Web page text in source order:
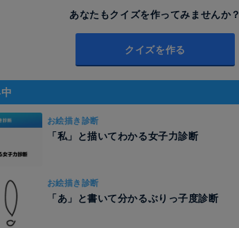
あなたもクイズを作ってみませんか？
クイズを作る
お絵描き診断
「私」と描いてわかる女子力診断
お絵描き診断
「あ」と書いて分かるぶりっ子度診断